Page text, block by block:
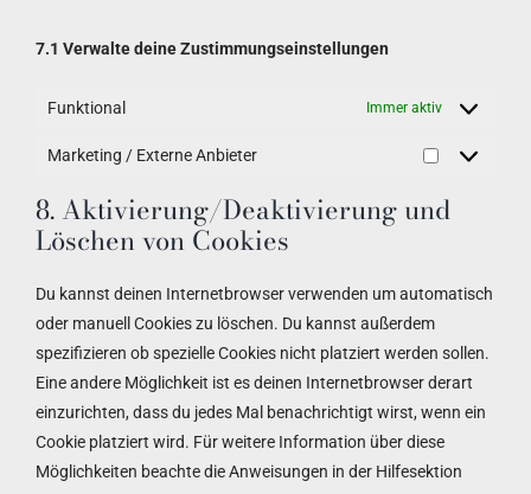
7.1 Verwalte deine Zustimmungseinstellungen
Funktional Immer aktiv
Marketing / Externe Anbieter
Marketing
/
8. Aktivierung/Deaktivierung und
Löschen von Cookies
Du kannst deinen Internetbrowser verwenden um automatisch
oder manuell Cookies zu löschen. Du kannst außerdem
spezifizieren ob spezielle Cookies nicht platziert werden sollen.
Eine andere Möglichkeit ist es deinen Internetbrowser derart
einzurichten, dass du jedes Mal benachrichtigt wirst, wenn ein
Cookie platziert wird. Für weitere Information über diese
Möglichkeiten beachte die Anweisungen in der Hilfesektion